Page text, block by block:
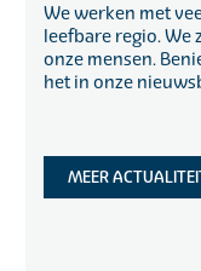
We werken met
leefbare regio. We
onze mensen.
het in onze
MEER